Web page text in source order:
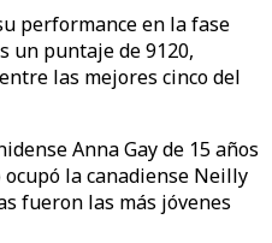
performance en la fase
un puntaje de 9120,
las mejores cinco del
Anna Gay de 15 años
la canadiense Neilly
fueron las más jóvenes